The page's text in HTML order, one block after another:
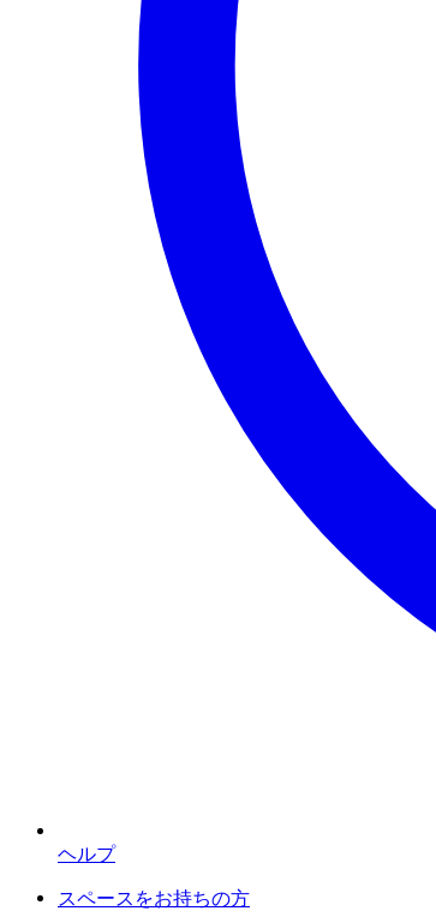
ヘルプ
スペースをお持ちの方